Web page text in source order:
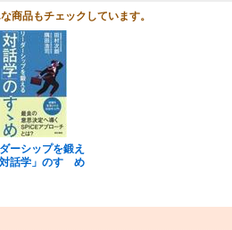
商品もチェックしています。
ーシップを鍛え
話学」のすゝめ